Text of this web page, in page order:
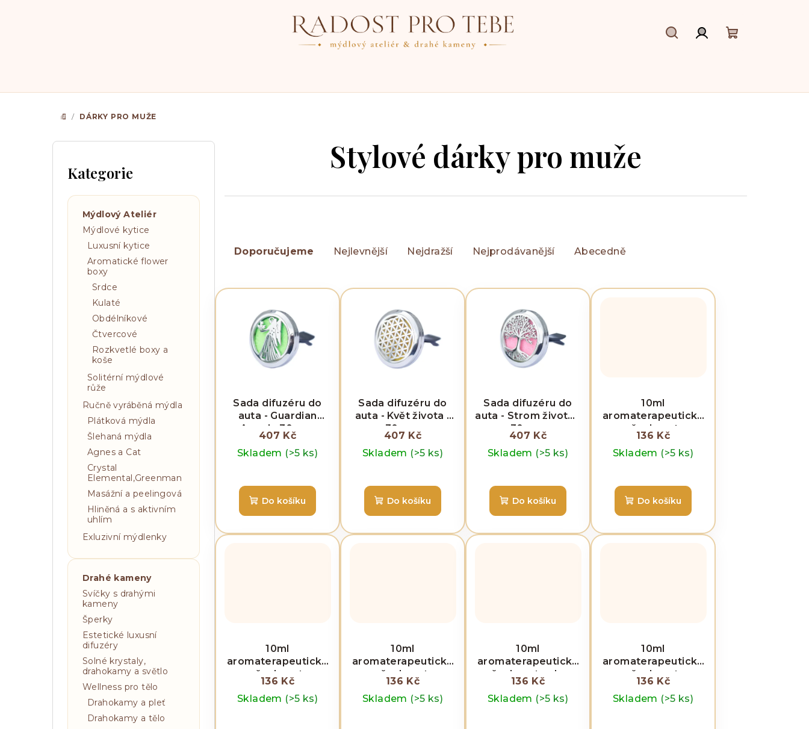
DOMŮ
/ DÁRKY PRO MUŽE
P
Přeskočit
Kategorie
Mýdlový Ateliér
Mýdlové kytice
Luxusní kytice
Aromatické flower
boxy
Srdce
Kulaté
Obdélníkové
Čtvercové
Rozkvetlé boxy a
koše
Solitérní mýdlové
růže
Ručně vyráběná mýdla
Plátková mýdla
Šlehaná mýdla
Agnes a Cat
Crystal
Elemental,Greenman
Masážní a peelingová
Hliněná a s aktivním
uhlím
Exluzivní mýdlenky
Drahé kameny
Svíčky s drahými
kameny
Šperky
Estetické luxusní
difuzéry
Solné krystaly,
drahokamy a světlo
Wellness pro tělo
Drahokamy a pleť
Drahokamy a tělo
Stylové dárky pro muže
e
o
Doporučujeme Nejlevnější Nejdražší Nejprodávanější Abecedně
V
p
ů
Sada difuzéru do
auta - Guardian
Angel - 30 mm
407 Kč
Skladem (>5 ks)
Do košíku
Sada difuzéru do
auta - Květ života -
30 mm
407 Kč
Skladem (>5 ks)
Do košíku
Sada difuzéru do
auta - Strom života -
30 mm
407 Kč
Skladem (>5 ks)
Do košíku
10ml
aromaterapeutická
směs do auta -
Dopravní zácpa
136 Kč
Skladem (>5 ks)
Do košíku
10ml
aromaterapeutická
směs do auta -
rodinný výlet
136 Kč
Skladem (>5 ks)
10ml
aromaterapeutická
směs do auta -
Soustředění a jízda
136 Kč
Skladem (>5 ks)
10ml
aromaterapeutická
směs do auta - Long
Drive
136 Kč
Skladem (>5 ks)
10ml
aromaterapeutická
směs do auta -
cestovní pohoda
136 Kč
Skladem (>5 ks)